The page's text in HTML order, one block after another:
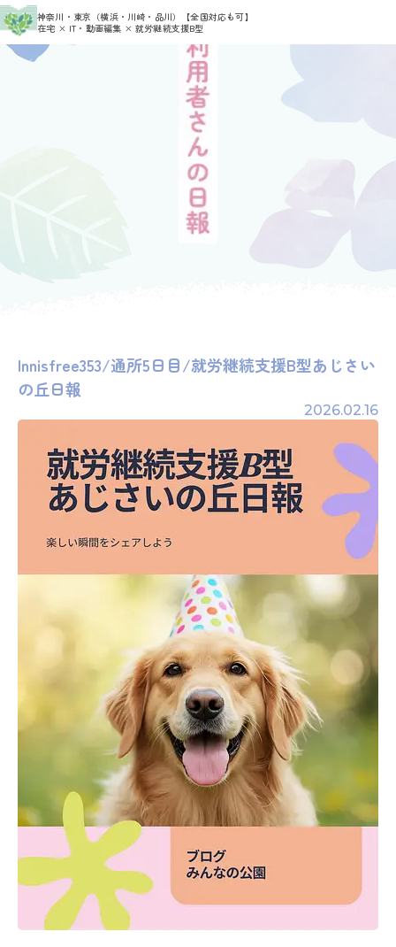
神奈川・東京（横浜・川崎・品川）
【全国対応も可】
在宅 × IT・動画編集 × 就労継続支援B型
HOME > 利用者さんの日報 > admin_ajisai
Innisfree353/通所5日目/就労継続支援B型あじさい
の丘日報
2026.02.16